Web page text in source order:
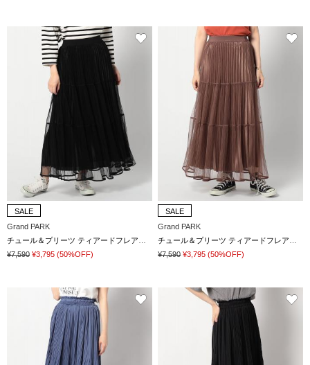
SALE
Grand PARK
¥7,590 ¥3,795 (50%OFF)
SALE
Grand PARK
¥7,590 ¥3,795 (50%OFF)